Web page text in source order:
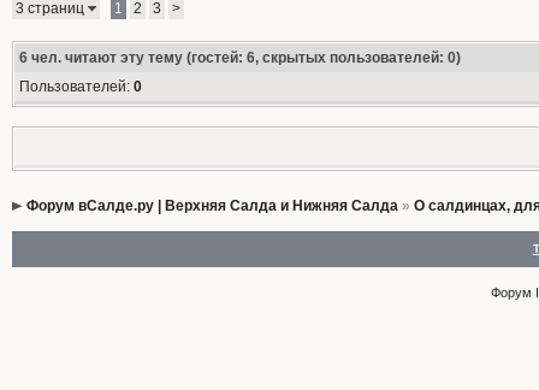
3 страниц 1 2 3 >
6чел. читают эту тему (гостей: 6, скрытых пользователей: 0)
Пользователей: 0
Форум вСалде.ру | Верхняя Салда и Нижняя Салда» О салдинцах,
Форум